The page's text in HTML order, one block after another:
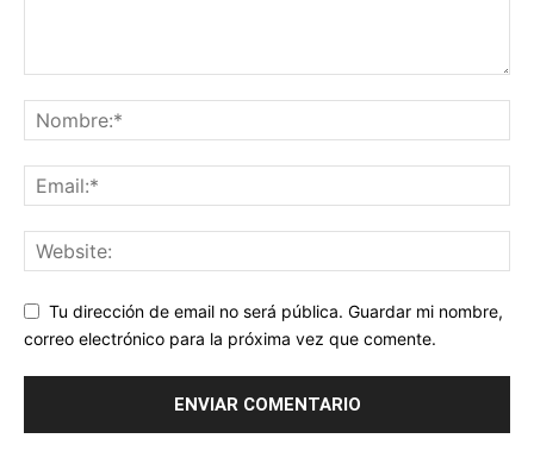
Tu dirección de email no será pública. Guardar mi nombre,
correo electrónico para la próxima vez que comente.